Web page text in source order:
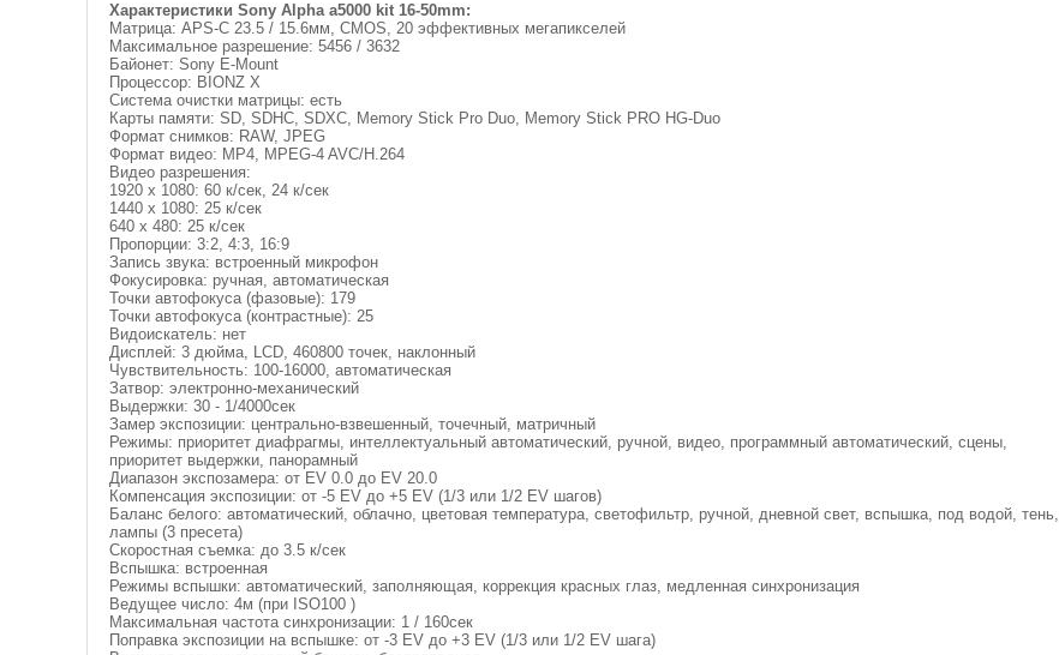
Характеристики Sony Alpha a5000 kit 16-50mm:
Матрица: APS-C 23.5 / 15.6мм, CMOS, 20 эффективных мегапикселей
Максимальное разрешение: 5456 / 3632
Байонет: Sony E-Mount
Процессор: BIONZ X
Система очистки матрицы: есть
Карты памяти: SD, SDHC, SDXC, Memory Stick Pro Duo, Memory Stick PRO HG-Duo
Формат снимков: RAW, JPEG
Формат видео: MP4, MPEG-4 AVC/H.264
Видео разрешения:
1920 x 1080: 60 к/сек, 24 к/сек
1440 x 1080: 25 к/сек
640 x 480: 25 к/сек
Пропорции: 3:2, 4:3, 16:9
Запись звука: встроенный микрофон
Фокусировка: ручная, автоматическая
Точки автофокуса (фазовые): 179
Точки автофокуса (контрастные): 25
Видоискатель: нет
Дисплей: 3 дюйма, LCD, 460800 точек, наклонный
Чувствительность: 100-16000, автоматическая
Затвор: электронно-механический
Выдержки: 30 - 1/4000сек
Замер экспозиции: центрально-взвешенный, точечный, матричный
Режимы: приоритет диафрагмы, интеллектуальный автоматический, ручной, видео, программный автоматический, сцены,
приоритет выдержки, панорамный
Диапазон экспозамера: от EV 0.0 до EV 20.0
Компенсация экспозиции: от -5 EV до +5 EV (1/3 или 1/2 EV шагов)
Баланс белого: автоматический, облачно, цветовая температура, светофильтр, ручной, дневной свет, вспышка, под водой, тень,
лампы (3 пресета)
Скоростная съемка: до 3.5 к/сек
Вспышка: встроенная
Режимы вспышки: автоматический, заполняющая, коррекция красных глаз, медленная синхронизация
Ведущее число: 4м (при ISO100 )
Максимальная частота синхронизации: 1 / 160сек
Поправка экспозиции на вспышке: от -3 EV до +3 EV (1/3 или 1/2 EV шага)